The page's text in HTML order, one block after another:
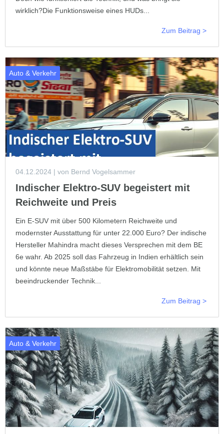
wirklich?Die Funktionsweise eines HUDs...
Zum Beitrag >
Auto & Verkehr
04.12.2024 | von Bernd Vogelsammer
Indischer Elektro-SUV begeistert mit
Reichweite und Preis
Ein E-SUV mit über 500 Kilometern Reichweite und
modernster Ausstattung für unter 22.000 Euro? Der indische
Hersteller Mahindra macht dieses Versprechen mit dem BE
6e wahr. Ab 2025 soll das Fahrzeug in Indien erhältlich sein
und könnte neue Maßstäbe für Elektromobilität setzen. Mit
beeindruckender Technik...
Zum Beitrag >
Auto & Verkehr